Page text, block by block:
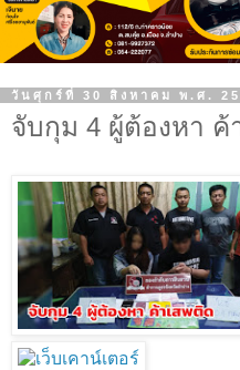
วันศุกร์ที่ 30 สิงหาคม พ.ศ.
จับกุม 4 ผู้ต้องหา ค้